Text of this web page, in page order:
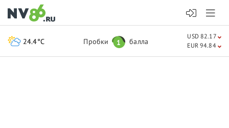
24.4°C Пробки 1 балла
USD 82.17
EUR 94.84